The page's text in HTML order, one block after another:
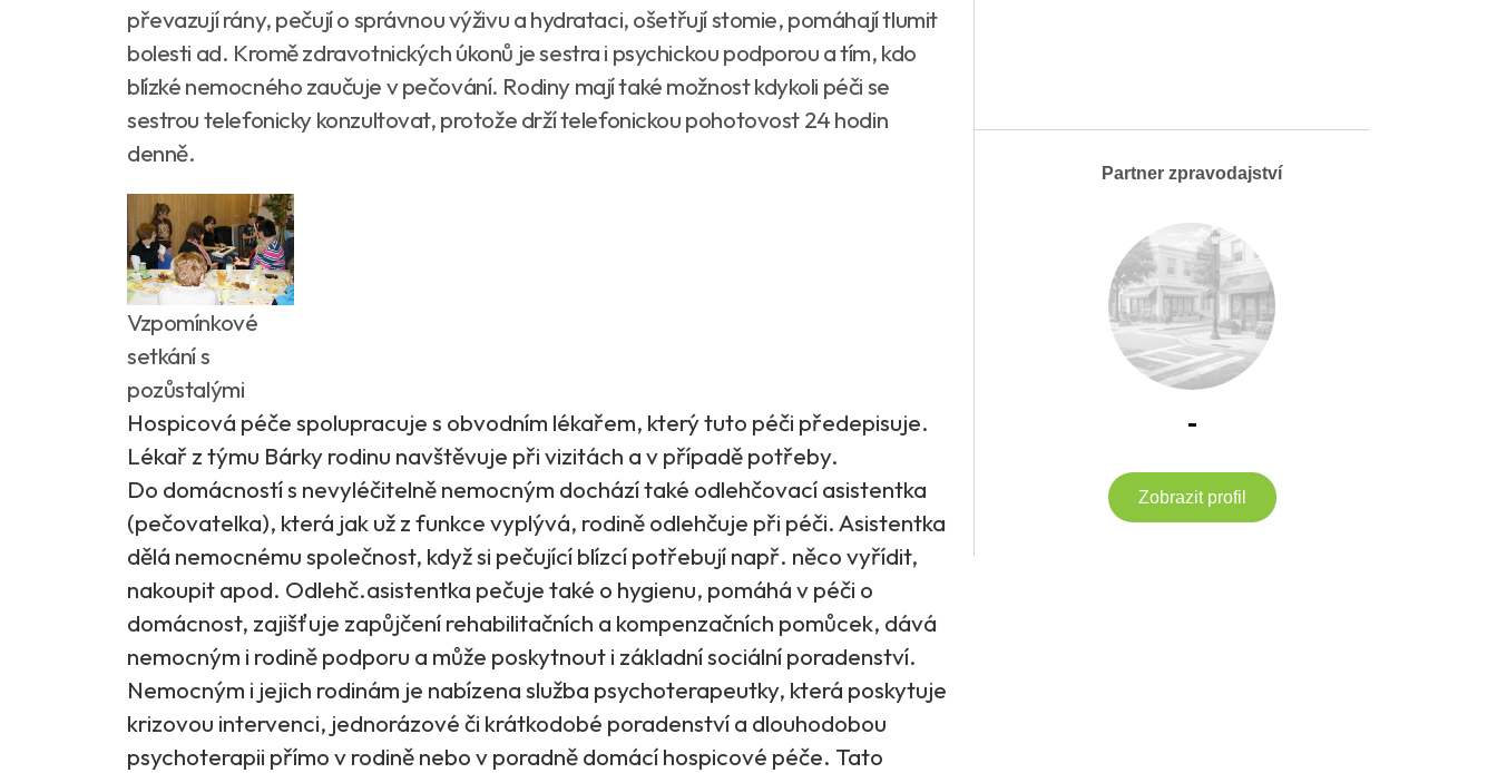
převazují rány, pečují o správnou výživu a hydrataci, ošetřují stomie, pomáhají tlumit
bolesti ad. Kromě zdravotnických úkonů je sestra i psychickou podporou a tím, kdo
blízké nemocného zaučuje v pečování. Rodiny mají také možnost kdykoli péči se
sestrou telefonicky konzultovat, protože drží telefonickou pohotovost 24 hodin
denně.
Vzpomínkové
setkání s
pozůstalými
Hospicová péče spolupracuje s obvodním lékařem, který tuto péči předepisuje.
Lékař z týmu Bárky rodinu navštěvuje při vizitách a v případě potřeby.
Do domácností s nevyléčitelně nemocným dochází také odlehčovací asistentka
(pečovatelka), která jak už z funkce vyplývá, rodině odlehčuje při péči. Asistentka
dělá nemocnému společnost, když si pečující blízcí potřebují např. něco vyřídit,
nakoupit apod. Odlehč.asistentka pečuje také o hygienu, pomáhá v péči o
domácnost, zajišťuje zapůjčení rehabilitačních a kompenzačních pomůcek, dává
nemocným i rodině podporu a může poskytnout i základní sociální poradenství.
Nemocným i jejich rodinám je nabízena služba psychoterapeutky, která poskytuje
krizovou intervenci, jednorázové či krátkodobé poradenství a dlouhodobou
psychoterapii přímo v rodině nebo v poradně domácí hospicové péče. Tato
Partner zpravodajství
-
Zobrazit profil